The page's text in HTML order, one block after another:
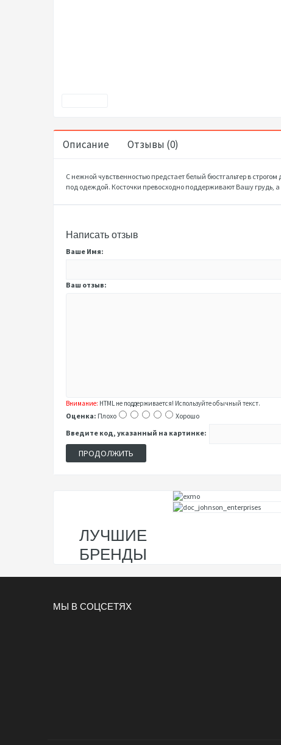
Описание Отзывы (0)
С нежной чувственностью предстает белый бюстгальтер в
под одеждой. Косточки превосходно поддерживают Вашу грудь,
Написать отзыв
Ваше Имя:
Ваш отзыв:
Внимание: HTML не поддерживается! Используйте обычный текст.
Оценка: Плохо
Хорошо
Введите код, указанный на картинке:
ПРОДОЛЖИТЬ
ЛУЧШИЕ
БРЕНДЫ
МЫ В СОЦСЕТЯХ